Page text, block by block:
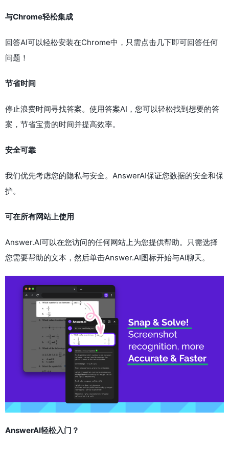
与Chrome轻松集成
回答AI可以轻松安装在Chrome中，只需点击几下即可回答任何
问题！
节省时间
停止浪费时间寻找答案。使用答案AI，您可以轻松找到想要的答
案，节省宝贵的时间并提高效率。
安全可靠
我们优先考虑您的隐私与安全。AnswerAI保证您数据的安全和保
护。
可在所有网站上使用
Answer.AI可以在您访问的任何网站上为您提供帮助。只需选择
您需要帮助的文本，然后单击Answer.AI图标开始与AI聊天。
AnswerAI轻松入门？